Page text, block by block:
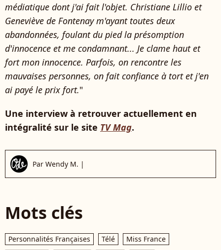
médiatique dont j'ai fait l'objet. Christiane Lillio et
Geneviève de Fontenay m'ayant toutes deux
abandonnées, foulant du pied la présomption
d'innocence et me condamnant... Je clame haut et
fort mon innocence. Parfois, on rencontre les
mauvaises personnes, on fait confiance à tort et j'en
ai payé le prix fort."
Une interview à retrouver actuellement en
intégralité sur le site TV Mag.
Par Wendy M. |
Mots clés
Personnalités Françaises Télé
Miss France